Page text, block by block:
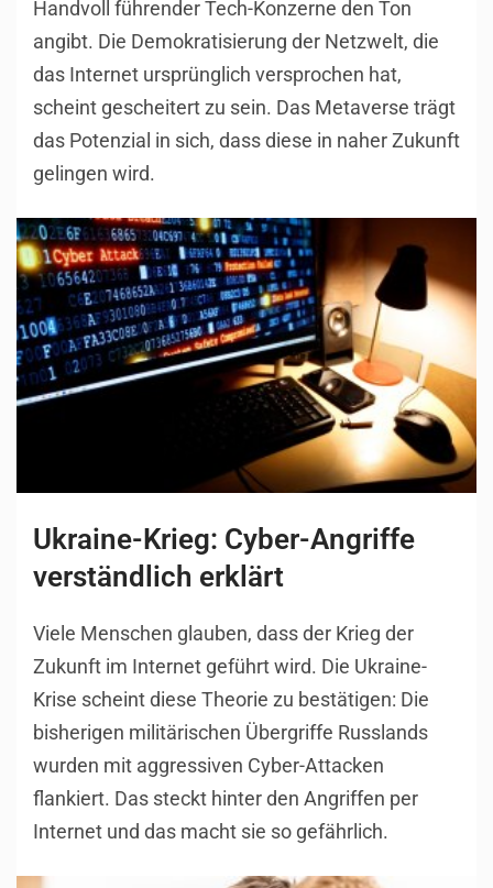
Handvoll führender Tech-Konzerne den Ton
angibt. Die Demokratisierung der Netzwelt, die
das Internet ursprünglich versprochen hat,
scheint gescheitert zu sein. Das Metaverse trägt
das Potenzial in sich, dass diese in naher Zukunft
gelingen wird.
Ukraine-Krieg: Cyber-Angriffe
verständlich erklärt
Viele Menschen glauben, dass der Krieg der
Zukunft im Internet geführt wird. Die Ukraine-
Krise scheint diese Theorie zu bestätigen: Die
bisherigen militärischen Übergriffe Russlands
wurden mit aggressiven Cyber-Attacken
flankiert. Das steckt hinter den Angriffen per
Internet und das macht sie so gefährlich.